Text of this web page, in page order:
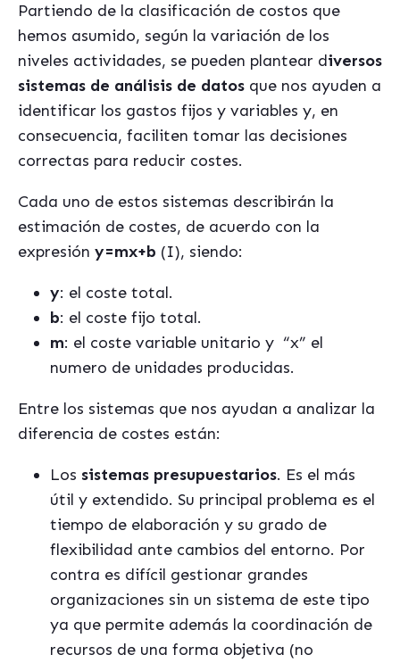
Partiendo de la clasificación de costos que
hemos asumido, según la variación de los
niveles actividades, se pueden plantear diversos
sistemas de análisis de datos que nos ayuden a
identificar los gastos fijos y variables y, en
consecuencia, faciliten tomar las decisiones
correctas para reducir costes.
Cada uno de estos sistemas describirán la
estimación de costes, de acuerdo con la
expresión y=mx+b (I), siendo:
y: el coste total.
b: el coste fijo total.
m: el coste variable unitario y “x” el
numero de unidades producidas.
Entre los sistemas que nos ayudan a analizar la
diferencia de costes están:
Los sistemas presupuestarios. Es el más
útil y extendido. Su principal problema es el
tiempo de elaboración y su grado de
flexibilidad ante cambios del entorno. Por
contra es difícil gestionar grandes
organizaciones sin un sistema de este tipo
ya que permite además la coordinación de
recursos de una forma objetiva (no